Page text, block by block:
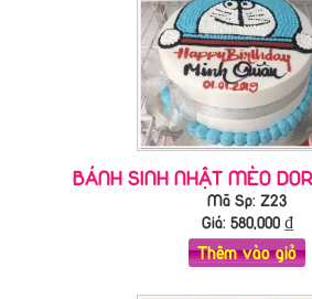
BÁNH SINH NHẬT MÈO
Mã Sp: Z23
Giá: 580,000₫
Thêm vào giỏ